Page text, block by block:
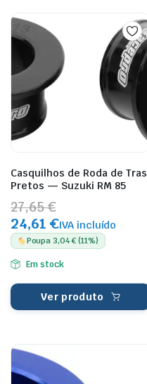
Casquilhos de Roda de Tras
Pretos — Suzuki RM 85
27,65 €
24,61 €IVA incluído
Poupa 3,04 € (11%)
Em stock
Ver produto